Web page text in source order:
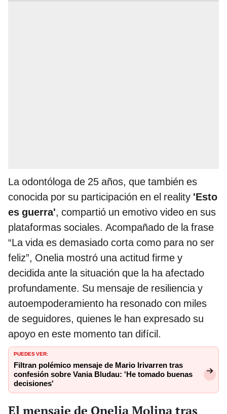
La odontóloga de 25 años, que también es
conocida por su participación en el reality 'Esto
es guerra', compartió un emotivo video en sus
plataformas sociales. Acompañado de la frase
“La vida es demasiado corta como para no ser
feliz”, Onelia mostró una actitud firme y
decidida ante la situación que la ha afectado
profundamente. Su mensaje de resiliencia y
autoempoderamiento ha resonado con miles
de seguidores, quienes le han expresado su
apoyo en este momento tan difícil.
PUEDES VER:
Filtran polémico mensaje de Mario Irivarren tras
confesión sobre Vania Bludau: 'He tomado buenas
decisiones'
El mensaje de Onelia Molina tras